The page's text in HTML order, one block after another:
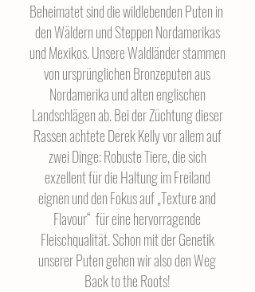
Beheimatet sind die wildlebenden Puten in
den Wäldern und Steppen Nordamerikas
und Mexikos. Unsere Waldländer stammen
von ursprünglichen Bronzeputen aus
Nordamerika und alten englischen
Landschlägen ab. Bei der Züchtung dieser
Rassen achtete Derek Kelly vor allem auf
zwei Dinge: Robuste Tiere, die sich
exzellent für die Haltung im Freiland
eignen und den Fokus auf „Texture and
Flavour“ für eine hervorragende
Fleischqualität. Schon mit der Genetik
unserer Puten gehen wir also den Weg
Back to the Roots!